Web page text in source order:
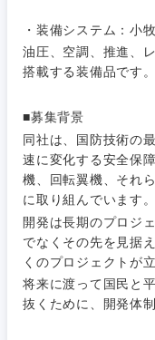
・装備システム：小
油圧、空調、推進、
搭載する装備品です。
■募集背景
同社は、国防技術の
速に変化する安全保
機、回転翼機、それ
に取り組んでいます。
開発は長期のプロジ
でなくその先を見据
くのプロジェクトが
将来に渡って国民と
抜くために、開発体